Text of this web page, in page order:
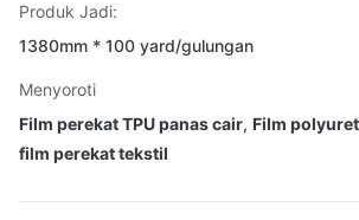
Produk Jadi:
1380mm * 100 yard/gulungan
Menyoroti
Film perekat TPU panas cair, Film
film perekat tekstil